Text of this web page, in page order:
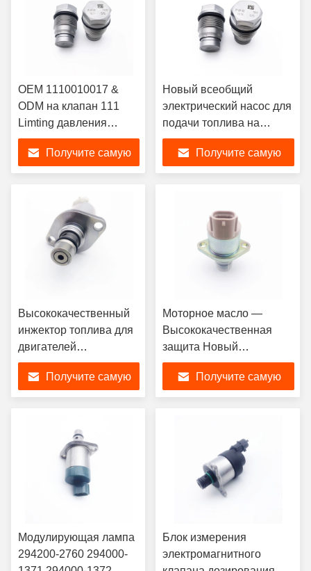
OEM 1110010017 &
ODM на клапан 111
Limting давления
коллектора системы
впрыска топлива
Bosch Hyundai KIA
подачи топлива 001
Получите самую
Новый всеобщий
электрический насос для
подачи топлива на
автомобильный
ограничитель
1110010018 сброса
Получите самую
Высококачественный
инжектор топлива для
двигателей
автомобиля 294200-
0L010 294200-0040
294200-0041 294200-
Получите самую
Моторное масло —
Высококачественная
защита Новый
регулирующий клапан
всасывания топливного
насоса 294009-0260
Получите самую
Модулирующая лампа
294200-2760 294000-
Блок измерения
электромагнитного